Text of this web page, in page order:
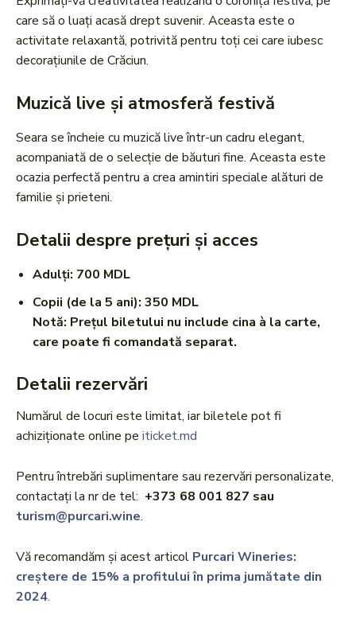
care să o luați acasă drept suvenir. Aceasta este o
activitate relaxantă, potrivită pentru toți cei care iubesc
decorațiunile de Crăciun.
Muzică live și atmosferă festivă
Seara se încheie cu muzică live într-un cadru elegant,
acompaniată de o selecție de băuturi fine. Aceasta este
ocazia perfectă pentru a crea amintiri speciale alături de
familie și prieteni.
Detalii despre prețuri și acces
Adulți: 700 MDL
Copii (de la 5 ani): 350 MDL
Notă: Prețul biletului nu include cina à la carte,
care poate fi comandată separat.
Detalii rezervări
Numărul de locuri este limitat, iar biletele pot fi
achiziționate online pe iticket.md
Pentru întrebări suplimentare sau rezervări personalizate,
contactați la nr de tel: +373 68 001 827 sau
turism@purcari.wine.
Vă recomandăm și acest articol Purcari Wineries:
creștere de 15% a profitului în prima jumătate din
2024.